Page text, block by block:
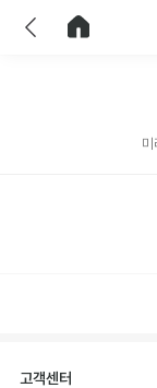
미
고객센터